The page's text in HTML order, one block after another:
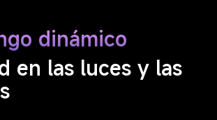
dinámico
en las luces y las